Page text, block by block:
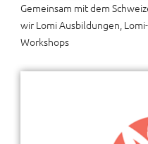
Gemeinsam mit dem
wir Lomi Ausbildungen,
Workshops